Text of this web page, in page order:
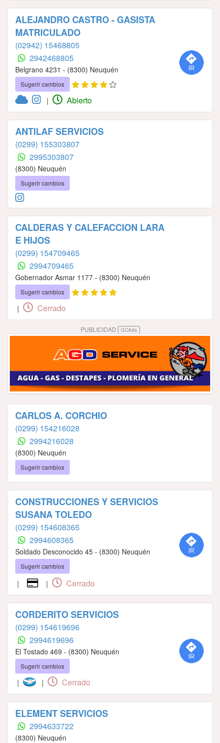
ALEJANDRO CASTRO - GASISTA
MATRICULADO
(02942) 15468805
2942468805
Belgrano 4231 - (8300) Neuquén
Sugerir cambios
| Abierto
ANTILAF SERVICIOS
(0299) 155303807
2995303807
(8300) Neuquén
Sugerir cambios
CALDERAS Y CALEFACCION LARA
E HIJOS
(0299) 154709465
2994709465
Gobernador Asmar 1177 - (8300) Neuquén
Sugerir cambios
| Cerrado
PUBLICIDAD GCAds
CARLOS A. CORCHIO
(0299) 154216028
2994216028
(8300) Neuquén
Sugerir cambios
CONSTRUCCIONES Y SERVICIOS
SUSANA TOLEDO
(0299) 154608365
2994608365
Soldado Desconocido 45 - (8300) Neuquén
Sugerir cambios
| | Cerrado
CORDERITO SERVICIOS
(0299) 154619696
2994619696
El Tostado 469 - (8300) Neuquén
Sugerir cambios
| | Cerrado
ELEMENT SERVICIOS
2994633722
(8300) Neuquén